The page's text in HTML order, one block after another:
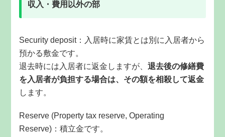
収入・費用以外の部
Security deposit：入居時に家賃とは別に入居者から
預かる敷金です。
退去時には入居者に返金しますが、退去後の修繕費
を入居者が負担する場合は、その額を相殺して返金
します。
Reserve (Property tax reserve, Operating
Reserve)：積立金です。